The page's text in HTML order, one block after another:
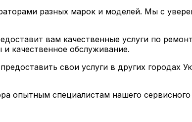
разных марок и моделей. Мы с
вам качественные услуги по
качественное обслуживание.
свои услуги в других городах
опытным специалистам нашего